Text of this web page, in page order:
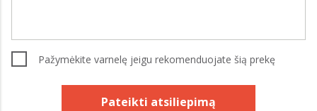
Pažymėkite varnelę jeigu rekomenduojate šią prekę
Pateikti atsiliepimą